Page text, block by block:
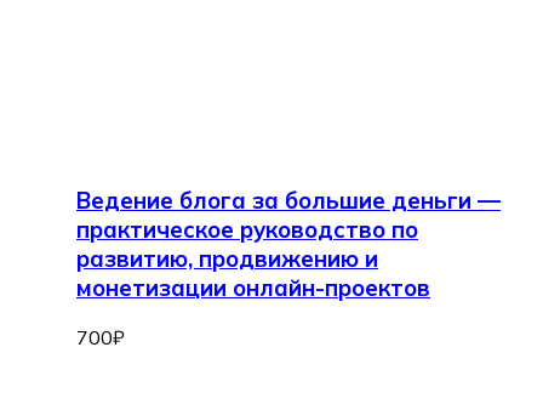
Ведение блога за большие деньги —
практическое руководство по
развитию, продвижению и
монетизации онлайн-проектов
700₽